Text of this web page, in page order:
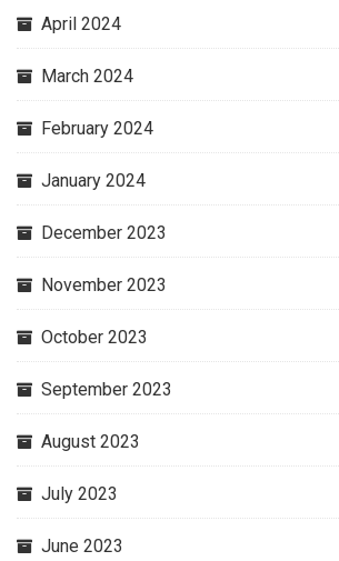
April 2024
March 2024
February 2024
January 2024
December 2023
November 2023
October 2023
September 2023
August 2023
July 2023
June 2023